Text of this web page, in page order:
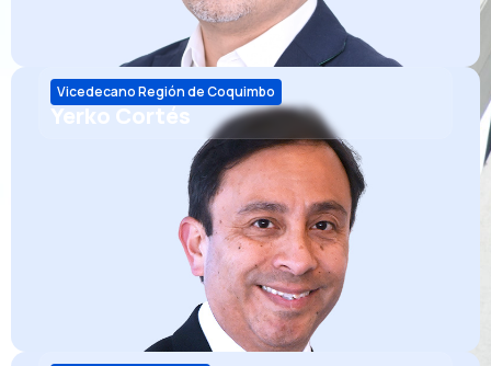
Vicedecano Región de Coquimbo
Yerko Cortés